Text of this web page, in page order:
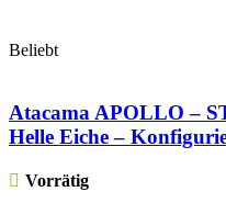
Beliebt
Atacama APOLLO –
Helle Eiche –
Vorrätig